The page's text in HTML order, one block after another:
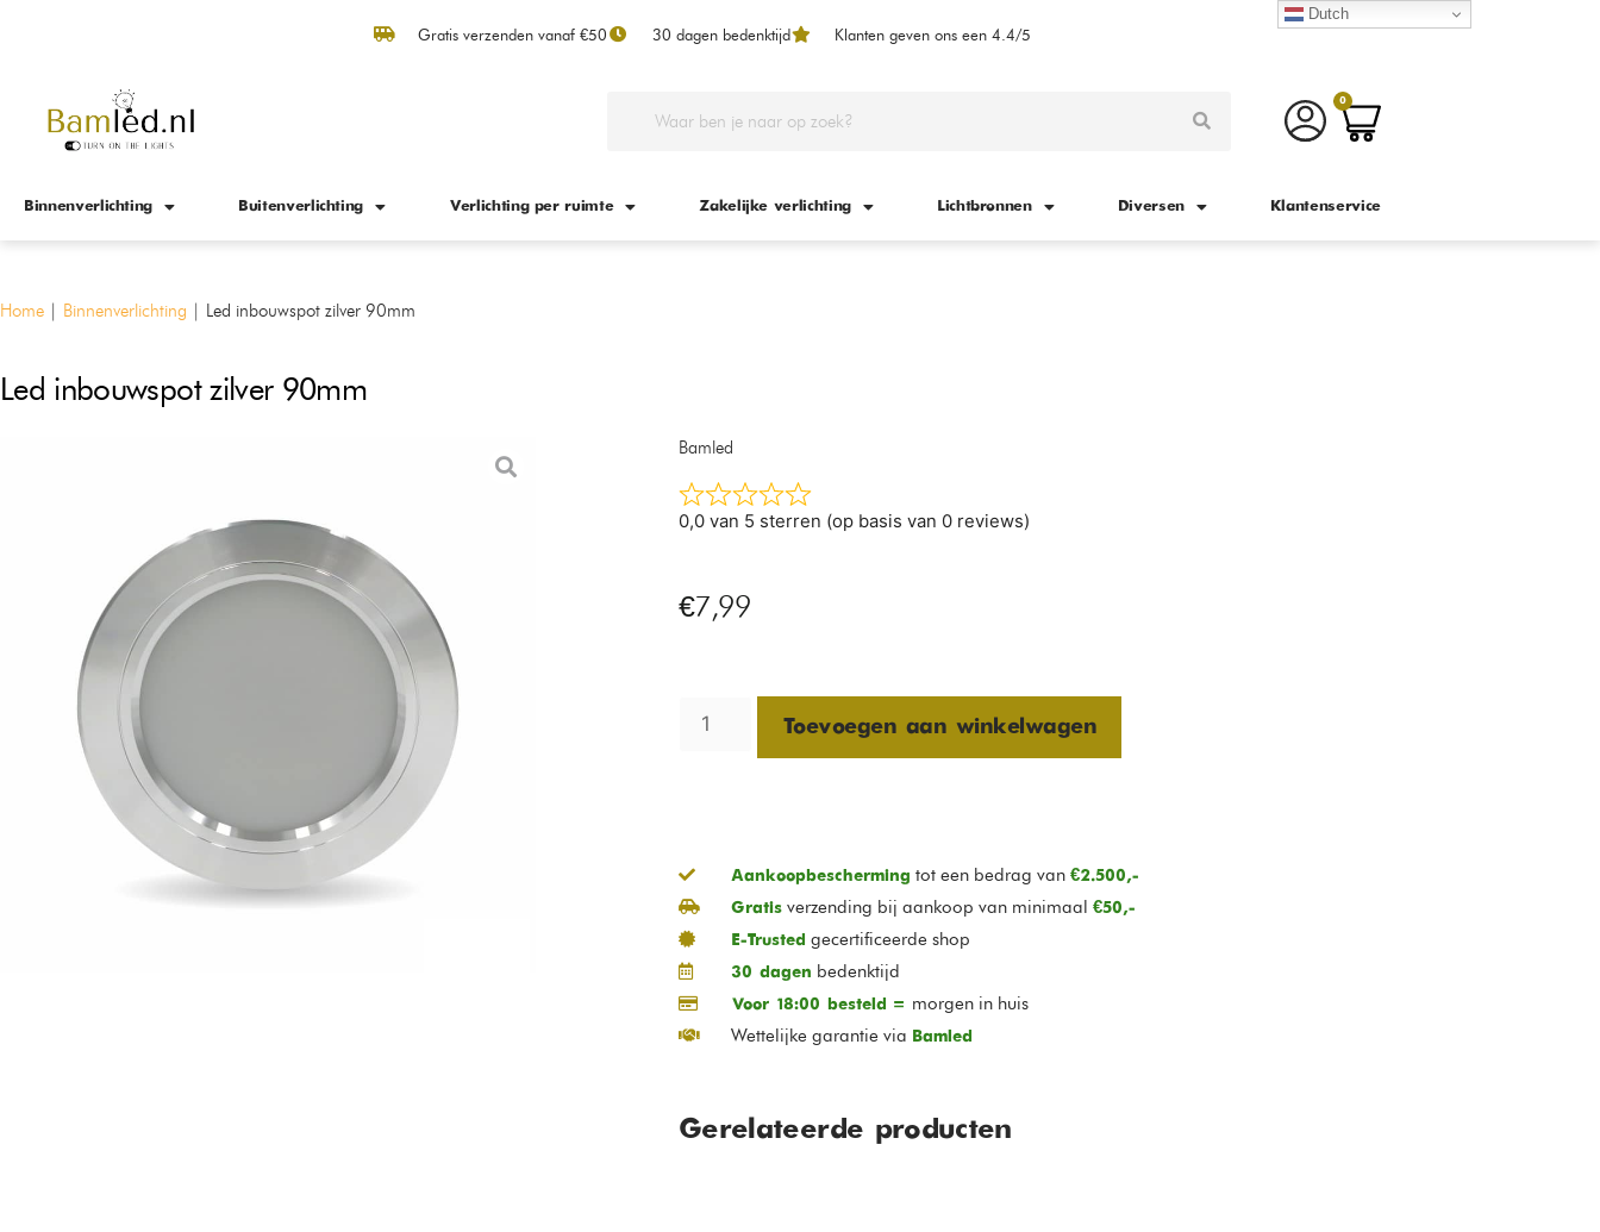
Gratis verzenden vanaf €50 30 dagen bedenktijd Klanten geven ons een 4.4/5
0
Binnenverlichting Buitenverlichting Verlichting per ruimte Zakelijke verlichting Lichtbronnen Diversen Klantenservice
Home | Binnenverlichting | Led inbouwspot zilver 90mm
Led inbouwspot zilver 90mm
Bamled
0,0 van 5 sterren (op basis van 0 reviews)
€7,99
Toevoegen aan winkelwagen
Aankoopbescherming tot een bedrag van €2.500,-
Gratisverzending bij aankoop van minimaal €50,-
E-Trusted gecertificeerde shop
30 dagen bedenktijd
Voor 18:00 besteld = morgen in huis
Wettelijke garantie via Bamled
Gerelateerde producten
Dutch